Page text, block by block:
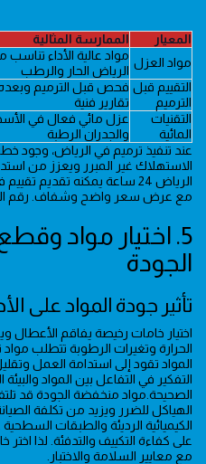
المعيار الممارسة المثالية
مواد العزل مواد عالية الأداء تناسب
الرياض الحار والرطب
التقييم قبل
الترميم
فحص قبل الترميم
تقارير فنية
التقنيات
المائية
عزل مائي فعال في
والجدران الرطبة
عند تنفيذ ترميم في الرياض،
الاستهلاك غير المبرر ويعزز من
الرياض 24 ساعة يمكنه
مع عرض سعر واضح وشفاف. رقم التواصل
5. اختيار مواد
الجودة
تأثير جودة المواد على
اختيار خامات رخيصة يفاقم الأعطال
الحرارة وتغيرات الرطوبة تتطلب
المواد تقود إلى استدامة العمل
التفكير في التفاعل بين المواد
الصحيحة.مواد منخفضة الجودة قد
الهياكل للضرر ويزيد من تكلفة
الكيميائية الرديئة والطبقات
على كفاءة التكييف والتدفئة. لذا
مع معايير السلامة والاختبار.